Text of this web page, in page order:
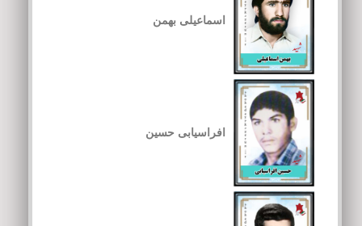
اسماعیلی بهمن
افراسیابی حسین